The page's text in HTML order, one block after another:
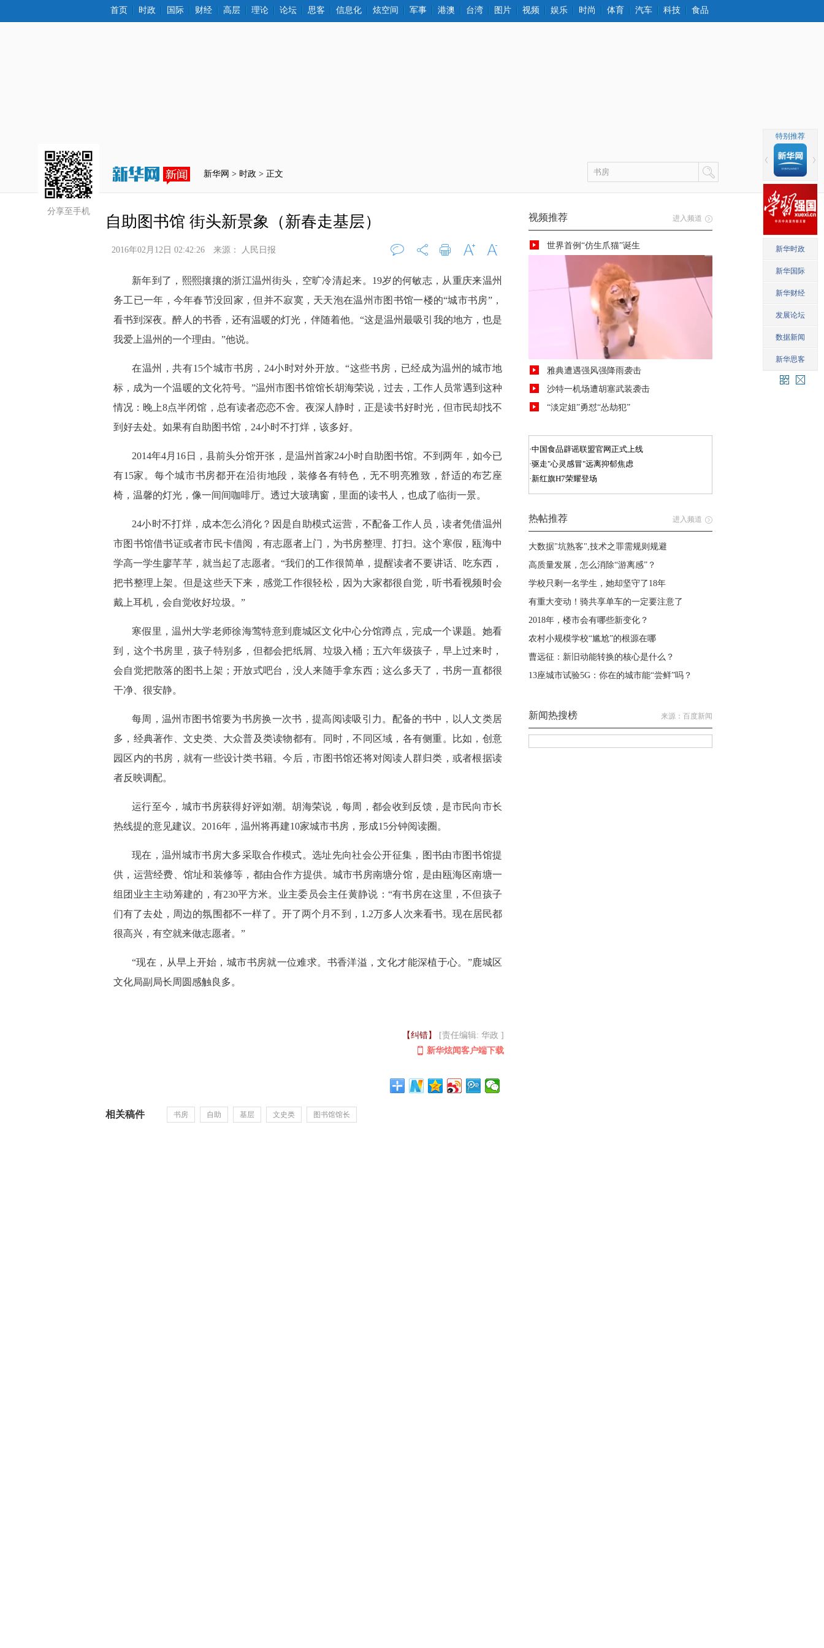
首页 时政 国际 财经 高层 理论 论坛 思客 信息化 炫空间 军事 港澳 台湾 图片 视频 娱乐 时尚 体育 汽车 科技 食品
新华网 > 时政 > 正文
分享至手机
自助图书馆 街头新景象（新春走基层）
2016年02月12日 02:42:26 来源： 人民日报
评论 0 打印 字大 字小
新年到了，熙熙攘攘的浙江温州街头，空旷冷清起来。19岁的何敏志，从重庆来温州
务工已一年，今年春节没回家，但并不寂寞，天天泡在温州市图书馆一楼的“城市书房”，
看书到深夜。醉人的书香，还有温暖的灯光，伴随着他。“这是温州最吸引我的地方，也是
我爱上温州的一个理由。”他说。
在温州，共有15个城市书房，24小时对外开放。“这些书房，已经成为温州的城市地
标，成为一个温暖的文化符号。”温州市图书馆馆长胡海荣说，过去，工作人员常遇到这种
情况：晚上8点半闭馆，总有读者恋恋不舍。夜深人静时，正是读书好时光，但市民却找不
到好去处。如果有自助图书馆，24小时不打烊，该多好。
2014年4月16日，县前头分馆开张，是温州首家24小时自助图书馆。不到两年，如今已
有15家。每个城市书房都开在沿街地段，装修各有特色，无不明亮雅致，舒适的布艺座
椅，温馨的灯光，像一间间咖啡厅。透过大玻璃窗，里面的读书人，也成了临街一景。
24小时不打烊，成本怎么消化？因是自助模式运营，不配备工作人员，读者凭借温州
市图书馆借书证或者市民卡借阅，有志愿者上门，为书房整理、打扫。这个寒假，瓯海中
学高一学生廖芊芊，就当起了志愿者。“我们的工作很简单，提醒读者不要讲话、吃东西，
把书整理上架。但是这些天下来，感觉工作很轻松，因为大家都很自觉，听书看视频时会
戴上耳机，会自觉收好垃圾。”
寒假里，温州大学老师徐海莺特意到鹿城区文化中心分馆蹲点，完成一个课题。她看
到，这个书房里，孩子特别多，但都会把纸屑、垃圾入桶；五六年级孩子，早上过来时，
会自觉把散落的图书上架；开放式吧台，没人来随手拿东西；这么多天了，书房一直都很
干净、很安静。
每周，温州市图书馆要为书房换一次书，提高阅读吸引力。配备的书中，以人文类居
多，经典著作、文史类、大众普及类读物都有。同时，不同区域，各有侧重。比如，创意
园区内的书房，就有一些设计类书籍。今后，市图书馆还将对阅读人群归类，或者根据读
者反映调配。
运行至今，城市书房获得好评如潮。胡海荣说，每周，都会收到反馈，是市民向市长
热线提的意见建议。2016年，温州将再建10家城市书房，形成15分钟阅读圈。
现在，温州城市书房大多采取合作模式。选址先向社会公开征集，图书由市图书馆提
供，运营经费、馆址和装修等，都由合作方提供。城市书房南塘分馆，是由瓯海区南塘一
组团业主主动筹建的，有230平方米。业主委员会主任黄静说：“有书房在这里，不但孩子
们有了去处，周边的氛围都不一样了。开了两个月不到，1.2万多人次来看书。现在居民都
很高兴，有空就来做志愿者。”
“现在，从早上开始，城市书房就一位难求。书香洋溢，文化才能深植于心。”鹿城区
文化局副局长周圆感触良多。
【纠错】
[责任编辑: 华政 ]
新华炫闻客户端下载
相关稿件 书房 自助 基层 文史类 图书馆馆长